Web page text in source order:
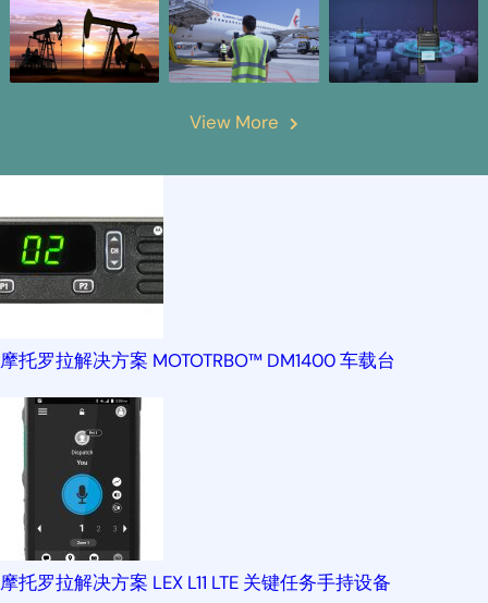
View More
摩托罗拉解决方案 MOTOTRBO™ DM1400 车载台
摩托罗拉解决方案 LEX L11 LTE 关键任务手持设备